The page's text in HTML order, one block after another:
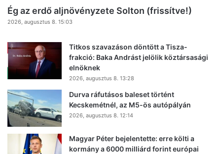
Ég az erdő aljnövényzete Solton (frissítve!)
2026, augusztus 8. 15:03
Titkos szavazáson döntött a Tisza-
frakció: Baka Andrást jelölik köztársasági
elnöknek
2026, augusztus 8. 13:28
Durva ráfutásos baleset történt
Kecskemétnél, az M5-ös autópályán
2026, augusztus 8. 12:14
Magyar Péter bejelentette: erre költi a
kormány a 6000 milliárd forint európai